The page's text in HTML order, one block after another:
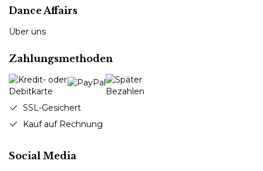
Dance Affairs
Über uns
Zahlungsmethoden
SSL-Gesichert
Kauf auf Rechnung
Social Media